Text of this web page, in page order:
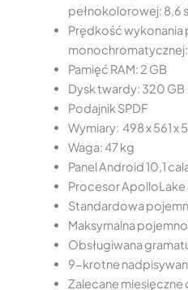
pełnokolorowej: 8,6
Prędkość wykonania
monochromatycznej:
Pamięć RAM: 2 GB
Dysk twardy: 320 GB
Podajnik SPDF
Wymiary: 498 x 561 x
Waga: 47 kg
Panel Android 10,1
Procesor ApolloLake
Standardowa
Maksymalna
Obsługiwana
9-krotne
Zalecane miesięczne